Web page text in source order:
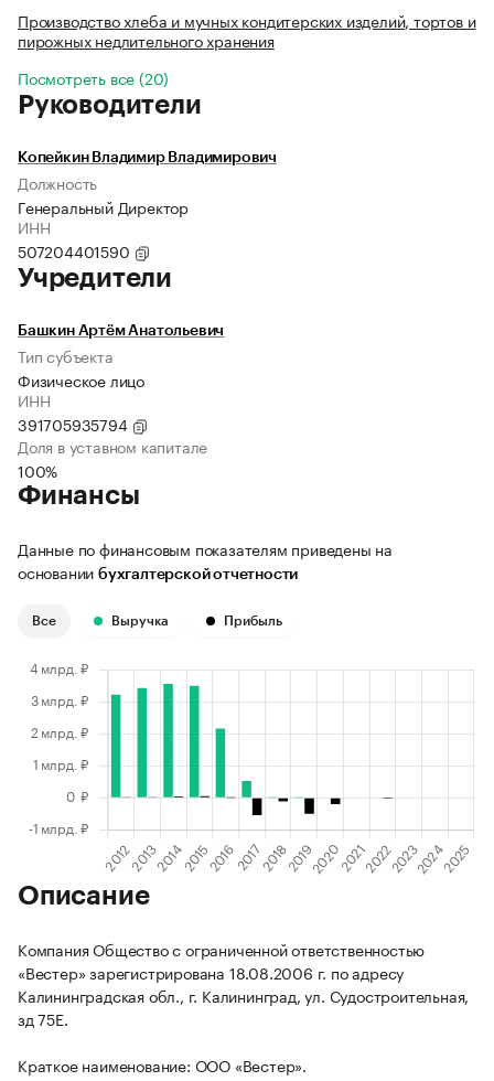
Производство хлеба и мучных кондитерских изделий, тортов и
пирожных недлительного хранения
Посмотреть все (20)
Руководители
Копейкин Владимир Владимирович
Должность
Генеральный Директор
ИНН
507204401590
Учредители
Башкин Артём Анатольевич
Тип субъекта
Физическое лицо
ИНН
391705935794
Доля в уставном капитале
100%
Финансы
Данные по финансовым показателям приведены на
основании бухгалтерской отчетности
Все Выручка Прибыль
Описание
Компания Общество с ограниченной ответственностью
«Вестер» зарегистрирована 18.08.2006 г. по адресу
Калининградская обл., г. Калининград, ул. Судостроительная,
зд 75Е.
Краткое наименование: ООО «Вестер».